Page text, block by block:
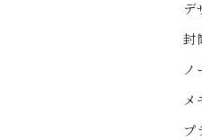
デ
封
ノ
メ
プ